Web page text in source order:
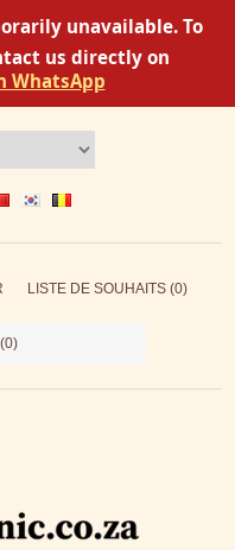
unavailable. To
us directly on
WhatsApp
LISTE DE SOUHAITS (0)
(0)